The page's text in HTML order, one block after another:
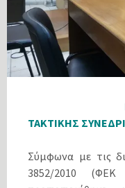
ΤΑΚΤΙΚΗΣ
Σύμφωνα με τις
3852/2010